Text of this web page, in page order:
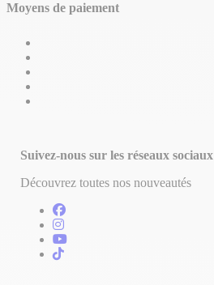
Moyens de paiement
Suivez-nous sur les réseaux sociaux
Découvrez toutes nos nouveautés